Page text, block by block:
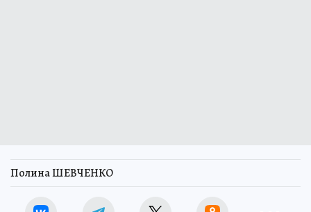
Полина ШЕВЧЕНКО